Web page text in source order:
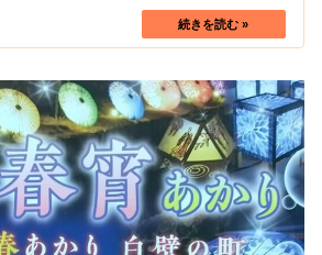
みならず世界中から多くの観光客が訪...